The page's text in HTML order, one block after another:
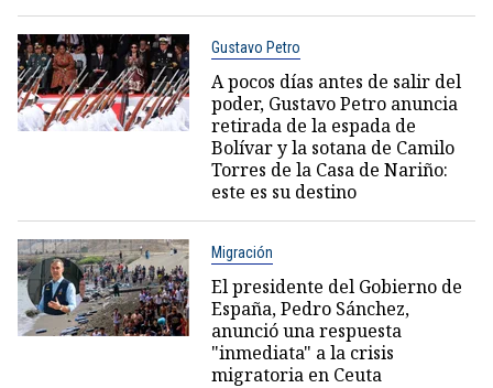
Gustavo Petro
A pocos días antes de salir del
poder, Gustavo Petro anuncia
retirada de la espada de
Bolívar y la sotana de Camilo
Torres de la Casa de Nariño:
este es su destino
Migración
El presidente del Gobierno de
España, Pedro Sánchez,
anunció una respuesta
"inmediata" a la crisis
migratoria en Ceuta